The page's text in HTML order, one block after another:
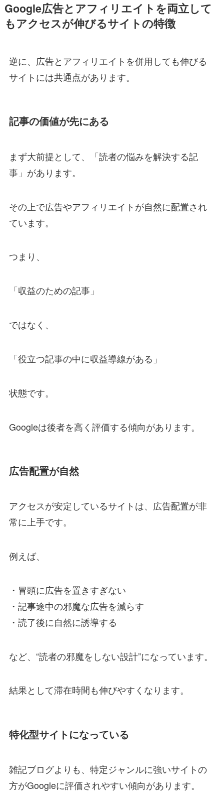
Google広告とアフィリエイトを両立して
もアクセスが伸びるサイトの特徴
逆に、広告とアフィリエイトを併用しても伸びる
サイトには共通点があります。
記事の価値が先にある
まず大前提として、「読者の悩みを解決する記
事」があります。
その上で広告やアフィリエイトが自然に配置され
ています。
つまり、
「収益のための記事」
ではなく、
「役立つ記事の中に収益導線がある」
状態です。
Googleは後者を高く評価する傾向があります。
広告配置が自然
アクセスが安定しているサイトは、広告配置が非
常に上手です。
例えば、
・冒頭に広告を置きすぎない
・記事途中の邪魔な広告を減らす
・読了後に自然に誘導する
など、“読者の邪魔をしない設計”になっています。
結果として滞在時間も伸びやすくなります。
特化型サイトになっている
雑記ブログよりも、特定ジャンルに強いサイトの
方がGoogleに評価されやすい傾向があります。